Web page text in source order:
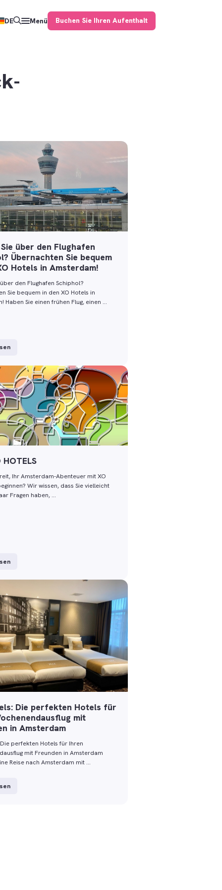
DE Menü Buchen Sie Ihren Aufenthalt
über den Flughafen
Übernachten Sie bequem
Hotels in Amsterdam!
den Flughafen Schiphol?
Sie bequem in den XO Hotels in
Haben Sie einen frühen Flug, einen …
HOTELS
Ihr Amsterdam-Abenteuer mit XO
Wir wissen, dass Sie vielleicht
Fragen haben, …
Die perfekten Hotels für
mit
in Amsterdam
perfekten Hotels für Ihren
mit Freunden in Amsterdam
Reise nach Amsterdam mit …